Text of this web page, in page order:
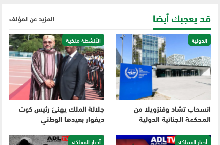
قد يعجبك أيضا المزيد عن المؤلف
الدولية
انسحاب تشاد وفنزويلا من
المحكمة الجنائية الدولية
الأنشطة ملكية
جلالة الملك يهنئ رئيس كوت
ديفوار بعيدها الوطني
أخبار المملكة أخبار المملكة